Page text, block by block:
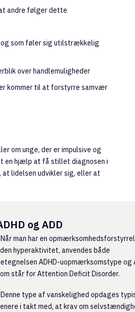
andre følger dette
og som føler sig utilstrækkelig
over handlemuligheder
kommer til at forstyrre samvær
om unge, der er impulsive og
en hjælp at få stillet diagnosen i
lidelsen udvikler sig, eller at
og ADD
Når man har en
hyperaktivitet, anvendes både
ADHD-uopmærksomstype og
står for Attention Deficit Disorder.
Denne type af vanskelighed opdages
i takt med, at krav om